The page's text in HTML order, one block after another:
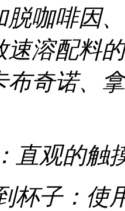
脱咖啡因
速溶配料
布奇诺、
直观的触
杯子：使